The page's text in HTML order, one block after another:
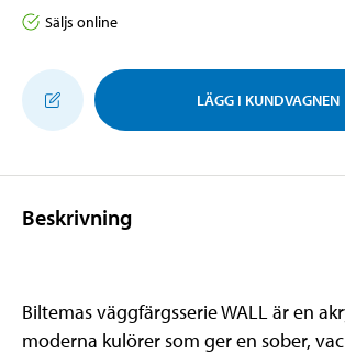
Säljs online
LÄGG I KUNDVAGNEN
Beskrivning
Biltemas väggfärgsserie WALL är en
moderna kulörer som ger en sober,